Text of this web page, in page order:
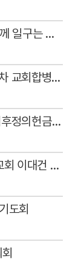
2026 교육정책협의회 "은빛세대와 함께 일구는 목회"
제16차 온라인 선교 사례 발표회 / 제1차 교회합병 사례 발표회(대구노회 아름다운상원교회)
백석포교회 햇빛발전소 설치를 위한 기후정의헌금 전달예식
특수목회사례발표회(서울대학교병원교회 이대건 목사)
도회